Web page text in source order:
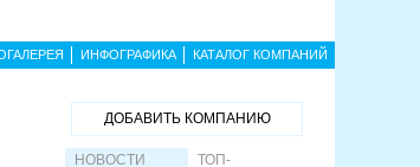
ИНФОГРАФИКА КАТАЛОГ КОМПАНИЙ
ДОБАВИТЬ КОМПАНИЮ
НОВОСТИ
ТОП-